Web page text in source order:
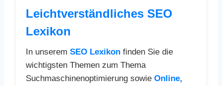
Leichtverständliches SEO
Lexikon
In unserem SEO Lexikon finden Sie die
wichtigsten Themen zum Thema
Suchmaschinenoptimierung sowie Online,